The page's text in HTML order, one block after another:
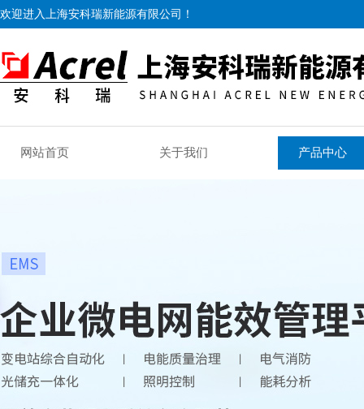
欢迎进入上海安科瑞新能源有限公司！
网站首页 关于我们 产品中心